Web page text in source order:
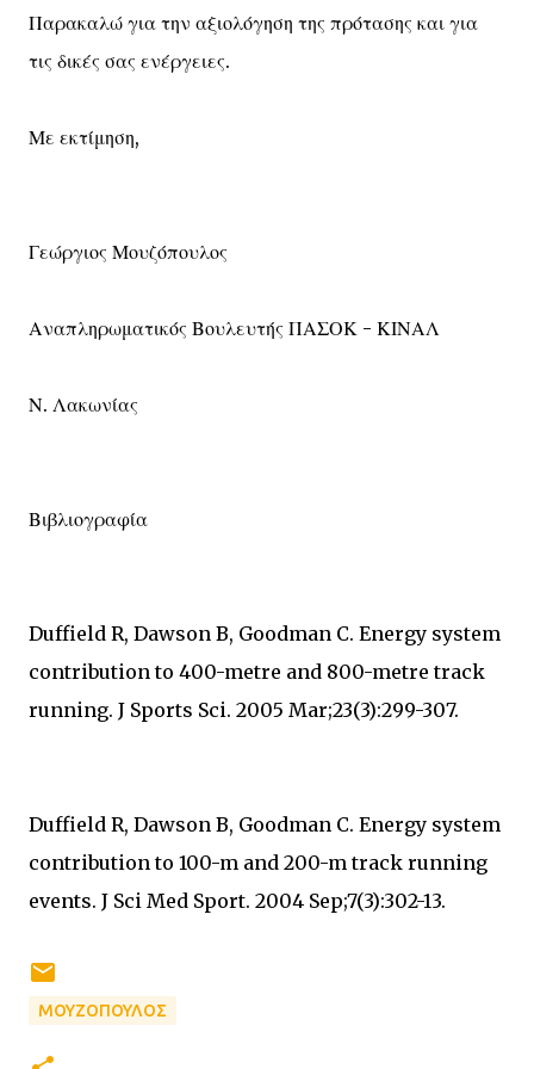
Παρακαλώ για την αξιολόγηση της πρότασης και για
τις δικές σας ενέργειες.
Με εκτίμηση,
Γεώργιος Μουζόπουλος
Αναπληρωματικός Βουλευτής ΠΑΣΟΚ - ΚΙΝΑΛ
Ν. Λακωνίας
Βιβλιογραφία
Duffield R, Dawson B, Goodman C. Energy system
contribution to 400-metre and 800-metre track
running. J Sports Sci. 2005 Mar;23(3):299-307.
Duffield R, Dawson B, Goodman C. Energy system
contribution to 100-m and 200-m track running
events. J Sci Med Sport. 2004 Sep;7(3):302-13.
ΜΟΥΖΟΠΟΥΛΟΣ